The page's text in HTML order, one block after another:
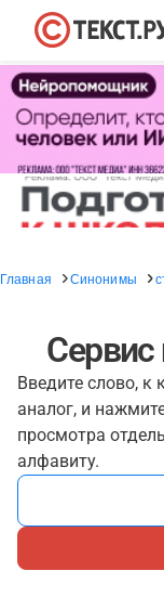
Главная Синонимы
Сервис
Введите слово, к
аналог, и
просмотра
алфавиту.